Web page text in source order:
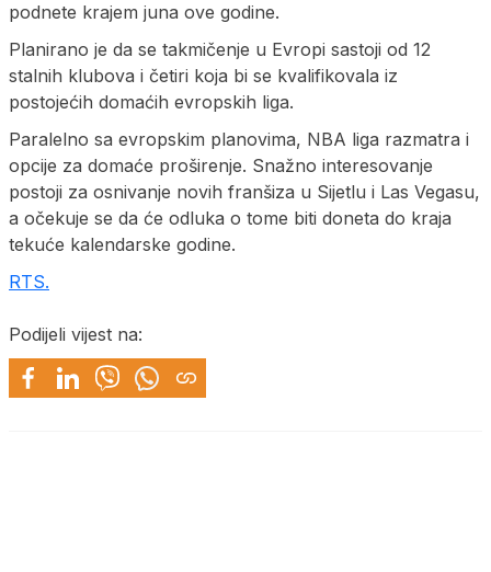
podnete krajem juna ove godine.
Planirano je da se takmičenje u Evropi sastoji od 12
stalnih klubova i četiri koja bi se kvalifikovala iz
postojećih domaćih evropskih liga.
Paralelno sa evropskim planovima, NBA liga razmatra i
opcije za domaće proširenje. Snažno interesovanje
postoji za osnivanje novih franšiza u Sijetlu i Las Vegasu,
a očekuje se da će odluka o tome biti doneta do kraja
tekuće kalendarske godine.
RTS.
Podijeli vijest na: